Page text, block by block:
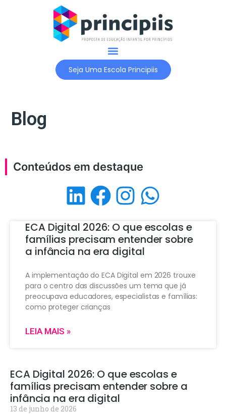
Seja Uma Escola Principiis
Blog
Conteúdos em destaque
ECA Digital 2026: O que escolas e
famílias precisam entender sobre
a infância na era digital
A implementação do ECA Digital em 2026 trouxe
para o centro das discussões um tema que já
preocupava educadores, especialistas e famílias:
como proteger crianças
LEIA MAIS »
ECA Digital 2026: O que escolas e
famílias precisam entender sobre a
infância na era digital
13 de junho de 2026